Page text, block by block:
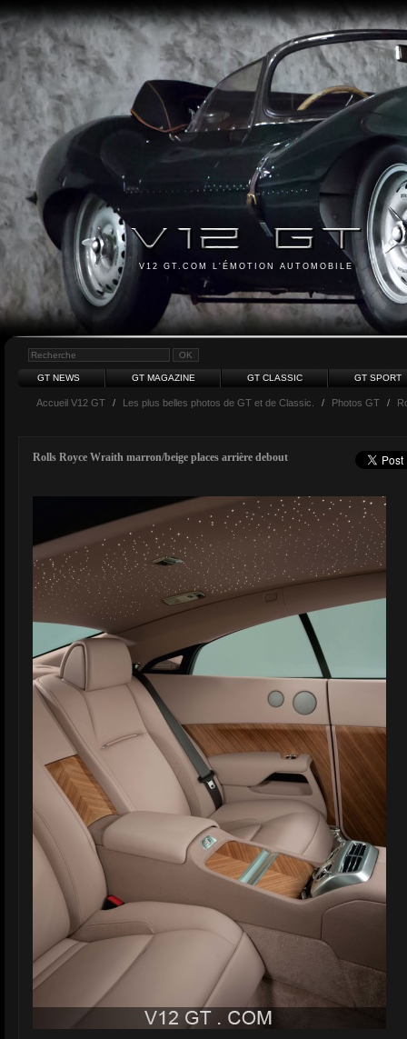
V12 GT.COM L'ÉMOTION AUTOMOBILE
GT NEWS GT MAGAZINE GT CLASSIC GT SPORT
Accueil V12 GT / Les plus belles photos de GT et de Classic. / Photos GT /
Rolls Royce Wraith marron/beige places arrière debout